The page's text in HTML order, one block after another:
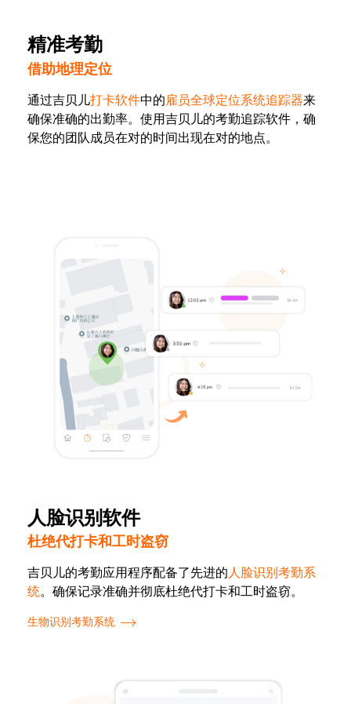
精准考勤
借助地理定位
通过吉贝儿打卡软件中的雇员全球定位系统追踪器来
确保准确的出勤率。使用吉贝儿的考勤追踪软件，确
保您的团队成员在对的时间出现在对的地点。
人脸识别软件
杜绝代打卡和工时盗窃
吉贝儿的考勤应用程序配备了先进的人脸识别考勤系
统。确保记录准确并彻底杜绝代打卡和工时盗窃。
生物识别考勤系统